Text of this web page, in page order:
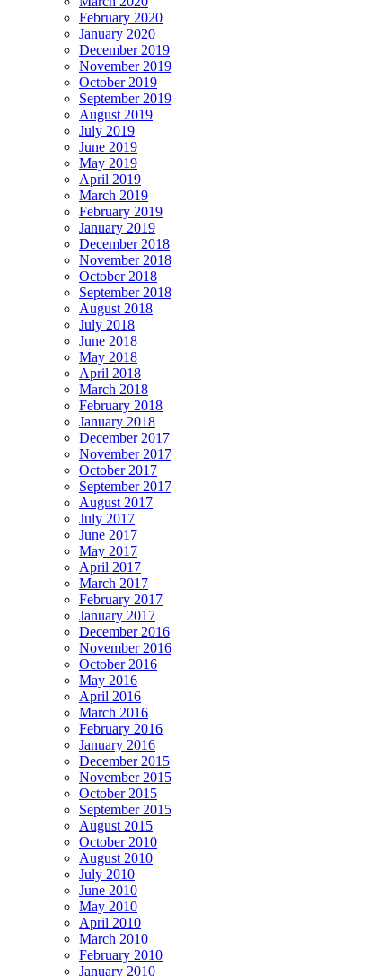
February 2020
January 2020
December 2019
November 2019
October 2019
September 2019
August 2019
July 2019
June 2019
May 2019
April 2019
March 2019
February 2019
January 2019
December 2018
November 2018
October 2018
September 2018
August 2018
July 2018
June 2018
May 2018
April 2018
March 2018
February 2018
January 2018
December 2017
November 2017
October 2017
September 2017
August 2017
July 2017
June 2017
May 2017
April 2017
March 2017
February 2017
January 2017
December 2016
November 2016
October 2016
May 2016
April 2016
March 2016
February 2016
January 2016
December 2015
November 2015
October 2015
September 2015
August 2015
October 2010
August 2010
July 2010
June 2010
May 2010
April 2010
March 2010
February 2010
January 2010